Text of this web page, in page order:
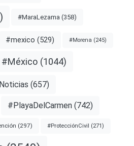
#MaraLezama (358)
#mexico (529) #Morena (245)
#México (1044)
(657)
#PlayaDelCarmen (742)
(297) #ProtecciónCivil (271)